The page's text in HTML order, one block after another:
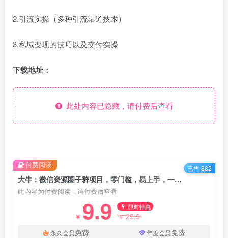
2.引流实操（多种引流渠道技术）
3.私域变现的技巧以及交付实操
下载地址：
此处内容已隐藏，请付费后查看
大牛：微信资源圈子群项目，零门槛，易上手，一个群1元，一天轻轻松松300+【揭秘】
此内容为付费阅读，请付费后查看
￥ 9.9 限时特惠
￥29.9
永久会员免费 年度会员免费
付费阅读 已售 882